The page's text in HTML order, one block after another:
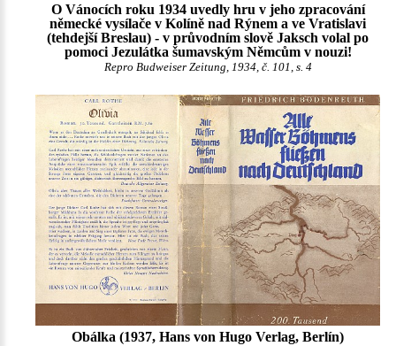
O Vánocích roku 1934 uvedly hru v jeho zpracování
německé vysílače v Kolíně nad Rýnem a ve Vratislavi
(tehdejší Breslau) - v průvodním slově Jaksch volal po
pomoci Jezulátka šumavským Němcům v nouzi!
Repro Budweiser Zeitung, 1934, č. 101, s. 4
Obálka (1937, Hans von Hugo Verlag, Berlín)